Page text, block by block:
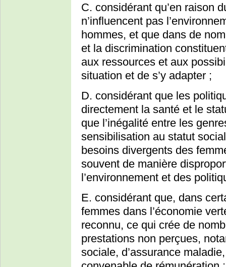
C. considérant qu’en raison
n’influencent pas
hommes, et que dans de
et la discrimination
aux ressources et aux
situation et de s’y adapter ;
D. considérant que les
directement la santé et le
que l’inégalité entre les
sensibilisation au statut
besoins divergents des
souvent de manière
l’environnement et des
E. considérant que, dans
femmes dans l’économie
reconnu, ce qui crée de
prestations non perçues,
sociale, d’assurance